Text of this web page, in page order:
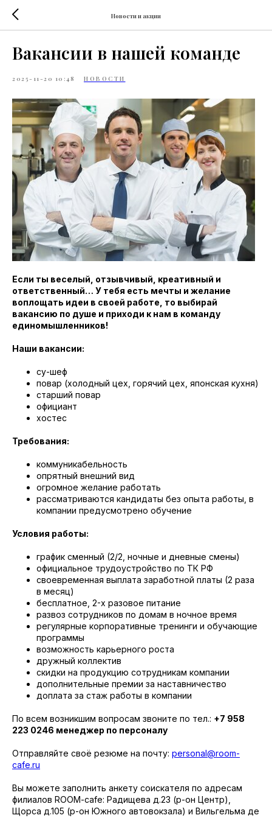
Новости и акции
Вакансии в нашей команде
2025-11-20 10:48 НОВОСТИ
Если ты веселый, отзывчивый, креативный и
ответственный… У тебя есть мечты и желание
воплощать идеи в своей работе, то выбирай
вакансию по душе и приходи к нам в команду
единомышленников!
Наши вакансии:
су-шеф
повар (холодный цех, горячий цех, японская кухня)
старший повар
официант
хостес
Требования:
коммуникабельность
опрятный внешний вид
огромное желание работать
рассматриваются кандидаты без опыта работы, в
компании предусмотрено обучение
Условия работы:
график сменный (2/2, ночные и дневные смены)
официальное трудоустройство по ТК РФ
своевременная выплата заработной платы (2 раза
в месяц)
бесплатное, 2-х разовое питание
развоз сотрудников по домам в ночное время
регулярные корпоративные тренинги и обучающие
программы
возможность карьерного роста
дружный коллектив
скидки на продукцию сотрудникам компании
дополнительные премии за наставничество
доплата за стаж работы в компании
По всем возникшим вопросам звоните по тел.: +7 958
223 0246 менеджер по персоналу
Отправляйте своё резюме на почту: personal@room-
cafe.ru
Вы можете заполнить анкету соискателя по адресам
филиалов ROOM-cafe: Радищева д.23 (р-он Центр),
Щорса д.105 (р-он Южного автовокзала) и Вильгельма де